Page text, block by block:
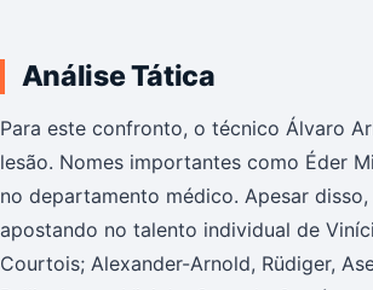
Análise Tática
Para este confronto, o técnico Álvaro
lesão. Nomes importantes como Éder
no departamento médico. Apesar
apostando no talento individual de
Courtois; Alexander-Arnold, Rüdiger,